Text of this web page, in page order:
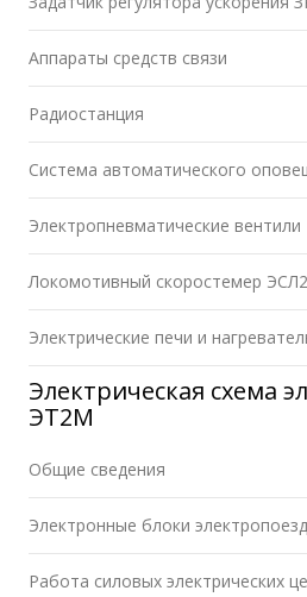
Аппараты средств связи
Радиостанция
Система автоматического
Электропневматические вентили
Локомотивный скоростемер
Электрические печи и
Электрическая схема
ЭТ2М
Общие сведения
Электронные блоки
Работа силовых электрических